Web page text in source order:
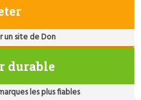
un site de Don
durable
les plus fiables